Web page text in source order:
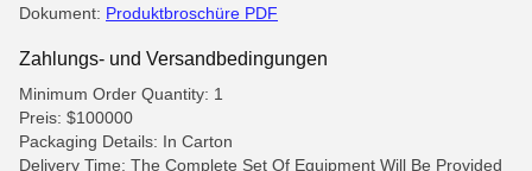
Dokument: Produktbroschüre PDF
Zahlungs- und Versandbedingungen
Minimum Order Quantity: 1
Preis: $100000
Packaging Details: In Carton
Delivery Time: The Complete Set Of Equipment Will Be Provided